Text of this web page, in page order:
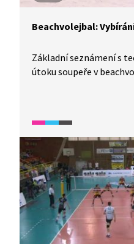
Beachvolejbal:
Základní seznámení s
útoku soupeře v